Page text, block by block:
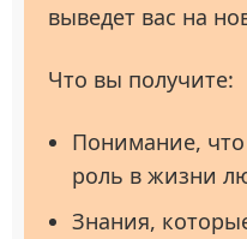
выведет вас на
Что вы получите:
Понимание, что
роль в жизни
Знания,